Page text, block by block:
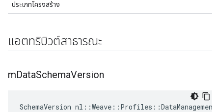
ประเภทโครงสร้าง
แอตทริบิวต์สาธารณะ
mDataSchemaVersion
SchemaVersion